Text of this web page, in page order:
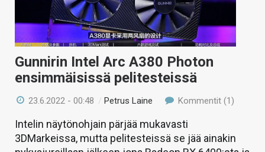
Gunnirin Intel Arc A380 Photon
ensimmäisissä pelitesteissä
23.6.2022 - 00:48 /Petrus Laine Kommentit (1)
Intelin näytönohjain pärjää mukavasti
3DMarkeissa, mutta pelitesteissä se jää ainakin